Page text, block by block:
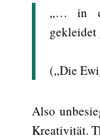
„… in
gekleidet
(„Die
Also
Kreativität.